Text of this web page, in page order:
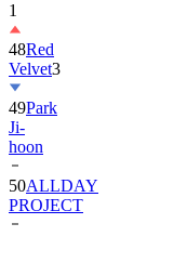
1
48Red
Velvet3
49Park
Ji-
hoon
50ALLDAY
PROJECT